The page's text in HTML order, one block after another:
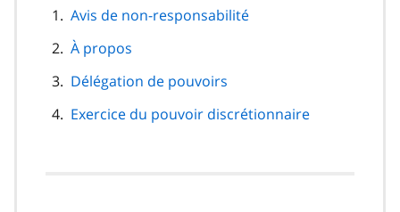
navigation
Avis de non-responsabilité
À propos
Délégation de pouvoirs
Exercice du pouvoir discrétionnaire